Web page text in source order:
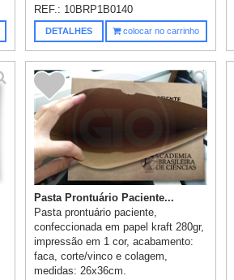
colagem, ...
REF.: 10BRP1B0140
DETALHES colocar no carrinho
Pasta Prontuário Paciente...
Pasta prontuário paciente,
confeccionada em papel kraft 280gr,
impressão em 1 cor, acabamento:
faca, corte/vinco e colagem,
medidas: 26x36cm.